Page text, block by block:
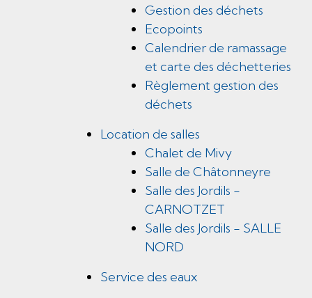
Gestion des déchets
Ecopoints
Calendrier de ramassage
et carte des déchetteries
Règlement gestion des
déchets
Location de salles
Chalet de Mivy
Salle de Châtonneyre
Salle des Jordils -
CARNOTZET
Salle des Jordils - SALLE
NORD
Service des eaux